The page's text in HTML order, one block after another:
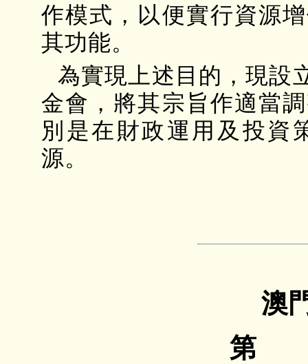
作模式，以便實行資源
其功能。
為實現上述目的，現設
金會，將其宗旨作適當
別是在財政運用及投資
源。
澳
第 /